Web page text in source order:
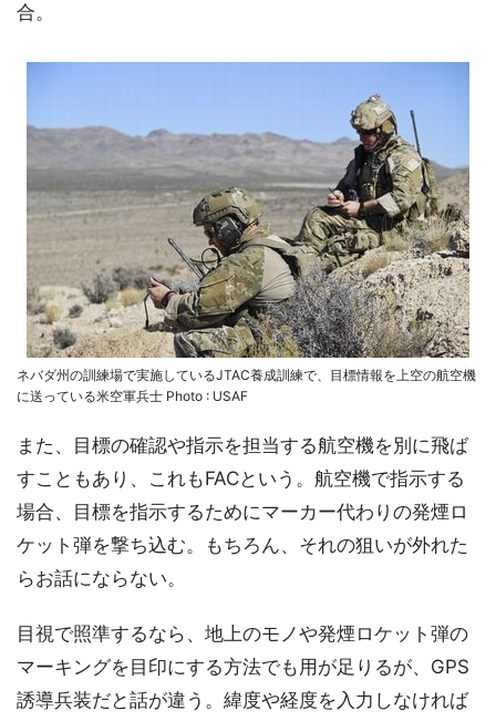
合。
ネバダ州の訓練場で実施しているJTAC養成訓練で、目標情報を上空の航空機
に送っている米空軍兵士 Photo : USAF
また、目標の確認や指示を担当する航空機を別に飛ば
すこともあり、これもFACという。航空機で指示する
場合、目標を指示するためにマーカー代わりの発煙ロ
ケット弾を撃ち込む。もちろん、それの狙いが外れた
らお話にならない。
目視で照準するなら、地上のモノや発煙ロケット弾の
マーキングを目印にする方法でも用が足りるが、GPS
誘導兵装だと話が違う。緯度や経度を入力しなければ